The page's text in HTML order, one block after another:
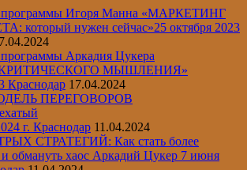
программы Игоря Манна «МАРКЕТИНГ
который нужен сейчас»25 октября 2023
Аркадия Цукера
МЫШЛЕНИЯ»
Краснодар 17.04.2024
ПЕРЕГОВОРОВ
г. Краснодар 11.04.2024
СТРАТЕГИЙ: Как стать более
обмануть хаос Аркадий Цукер 7 июня